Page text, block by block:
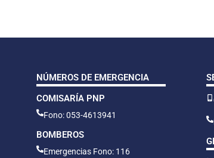
NÚMEROS DE EMERGENCIA
COMISARÍA PNP
Fono: 053-4613941
BOMBEROS
Emergencias Fono: 116